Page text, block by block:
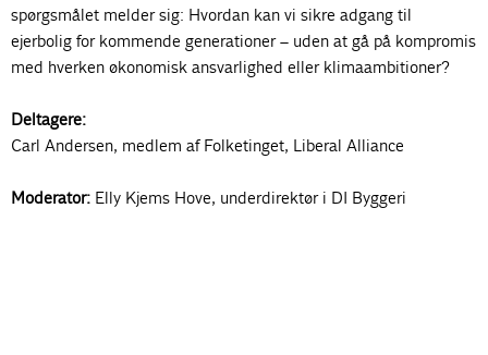
spørgsmålet melder sig: Hvordan kan vi sikre adgang til
ejerbolig for kommende generationer – uden at gå på kompromis
med hverken økonomisk ansvarlighed eller klimaambitioner?
Deltagere:
Carl Andersen, medlem af Folketinget, Liberal Alliance
Moderator: Elly Kjems Hove, underdirektør i DI Byggeri